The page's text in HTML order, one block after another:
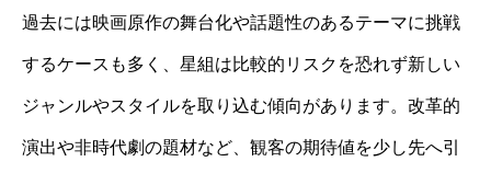
過去には映画原作の舞台化や話題性のあるテーマに挑戦
するケースも多く、星組は比較的リスクを恐れず新しい
ジャンルやスタイルを取り込む傾向があります。改革的
演出や非時代劇の題材など、観客の期待値を少し先へ引